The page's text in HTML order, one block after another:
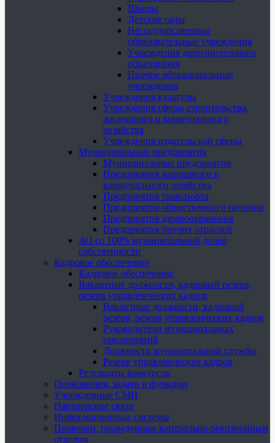
Школы
Детские сады
Негосударственные
образовательные учреждения
Учреждения дополнительного
образования
Прочие образовательные
учреждения
Учреждения культуры
Учреждения сферы строительства,
жилищного и коммунального
хозяйства
Учреждения издательской сферы
Муниципальные предприятия
Муниципальные предприятия
Предприятия жилищного и
коммунального хозяйства
Предприятия транспорта
Предприятия общественного питания
Предприятия здравоохранения
Предприятия прочих отраслей
АО со 100% муниципальной долей
собственности
Кадровое обеспечение
Кадровое обеспечение
Вакантные должности, кадровый резерв,
резерв управленческих кадров
Вакантные должности, кадровый
резерв, резерв управленческих кадров
Руководители муниципальных
предприятий
Должности муниципальной службы
Резерв управленческих кадров
Результаты конкурсов
Полномочия, задачи и функции
Учрежденные СМИ
Партнерские связи
Информационные системы
Проверки, проведенные контрольно-ревизионным
отделом